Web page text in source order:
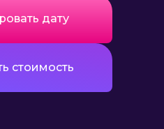
дату
стоимость